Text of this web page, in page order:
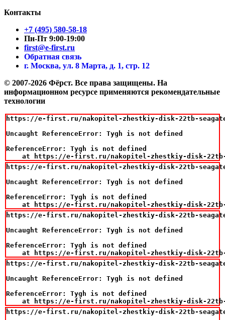
Контакты
+7 (495) 580-58-18
Пн-Пт 9:00-19:00
first@e-first.ru
Обратная связь
г. Москва, ул. 8 Марта, д. 1, стр. 12
© 2007-2026 Фёрст. Все права защищены. На
информационном ресурсе применяются рекомендательные
технологии
https://e-first.ru/nakopitel-zhestkiy-disk-22tb-seagate-
Uncaught ReferenceError: Tygh is not defined
ReferenceError: Tygh is not defined
at https://e-first.ru/nakopitel-zhestkiy-disk-
https://e-first.ru/nakopitel-zhestkiy-disk-22tb-seagate-
Uncaught ReferenceError: Tygh is not defined
ReferenceError: Tygh is not defined
at https://e-first.ru/nakopitel-zhestkiy-disk-
https://e-first.ru/nakopitel-zhestkiy-disk-22tb-seagate-
Uncaught ReferenceError: Tygh is not defined
ReferenceError: Tygh is not defined
at https://e-first.ru/nakopitel-zhestkiy-disk-
https://e-first.ru/nakopitel-zhestkiy-disk-22tb-seagate-
Uncaught ReferenceError: Tygh is not defined
ReferenceError: Tygh is not defined
at https://e-first.ru/nakopitel-zhestkiy-disk-
https://e-first.ru/nakopitel-zhestkiy-disk-22tb-seagate-